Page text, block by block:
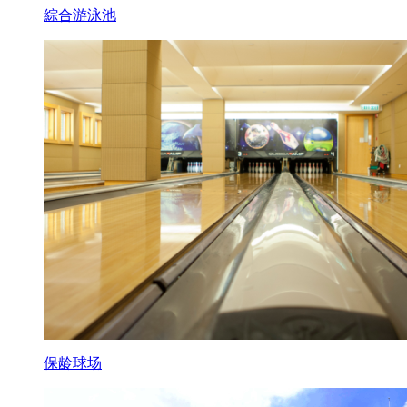
綜合游泳池
保龄球场